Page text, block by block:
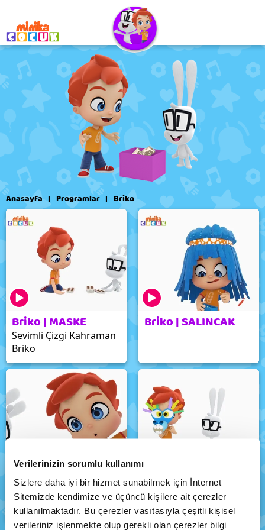
Verilerinizin sorumlu kullanımı
Sizlere daha iyi bir hizmet sunabilmek için İnternet
Sitemizde kendimize ve üçüncü kişilere ait çerezler
kullanılmaktadır. Bu çerezler vasıtasıyla çeşitli kişisel
verileriniz işlenmekte olup gerekli olan çerezler bilgi
Anasayfa Programlar Briko
Briko | MASKE
Sevimli Çizgi Kahraman
Briko
Briko | SALINCAK
Briko | Davul Briko | BİLYE